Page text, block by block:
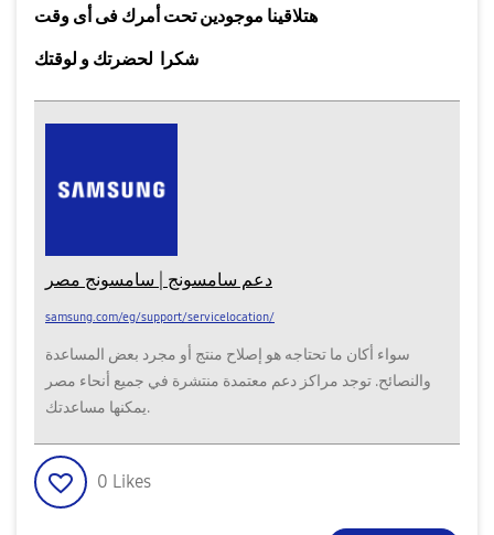
هتلاقينا موجودين تحت أمرك فى أى وقت
شكرا لحضرتك و لوقتك
دعم سامسونج | سامسونج مصر
samsung.com/eg/support/servicelocation/
سواء أكان ما تحتاجه هو إصلاح منتج أو مجرد بعض المساعدة
والنصائح. توجد مراكز دعم معتمدة منتشرة في جميع أنحاء مصر
يمكنها مساعدتك.
0 Likes